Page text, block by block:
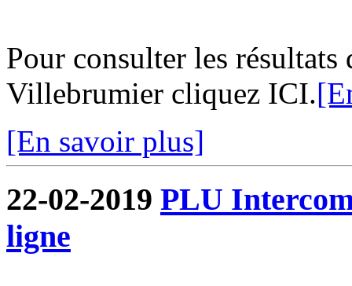
Pour consulter les résultats
Villebrumier cliquez ICI.
[En savoir plus]
22-02-2019 PLU
ligne